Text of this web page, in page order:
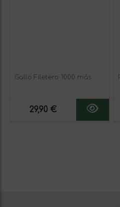
Gallo Filetero 1000 más
29,90 €